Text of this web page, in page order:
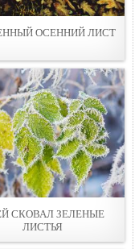
ОСЕННИЙ ЛИСТ
СКОВАЛ ЗЕЛЕНЫЕ
ЛИСТЬЯ